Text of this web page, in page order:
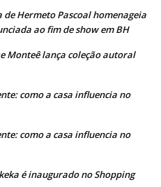
de Hermeto Pascoal homenageia
ao fim de show em BH
Monteê lança coleção autoral
como a casa influencia no
como a casa influencia no
é inaugurado no Shopping